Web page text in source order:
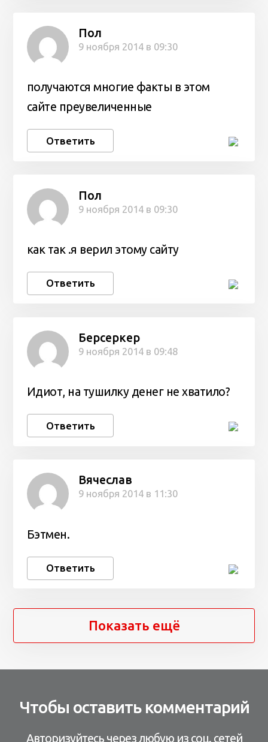
Пол
9 ноября 2014 в 09:30
получаются многие факты в этом
сайте преувеличенные
Ответить
Пол
9 ноября 2014 в 09:30
как так .я верил этому сайту
Ответить
Берсеркер
9 ноября 2014 в 09:48
Идиот, на тушилку денег не хватило?
Ответить
Вячеслав
9 ноября 2014 в 11:30
Бэтмен.
Ответить
Показать ещё
Чтобы оставить комментарий
Авторизуйтесь через любую из соц. сетей